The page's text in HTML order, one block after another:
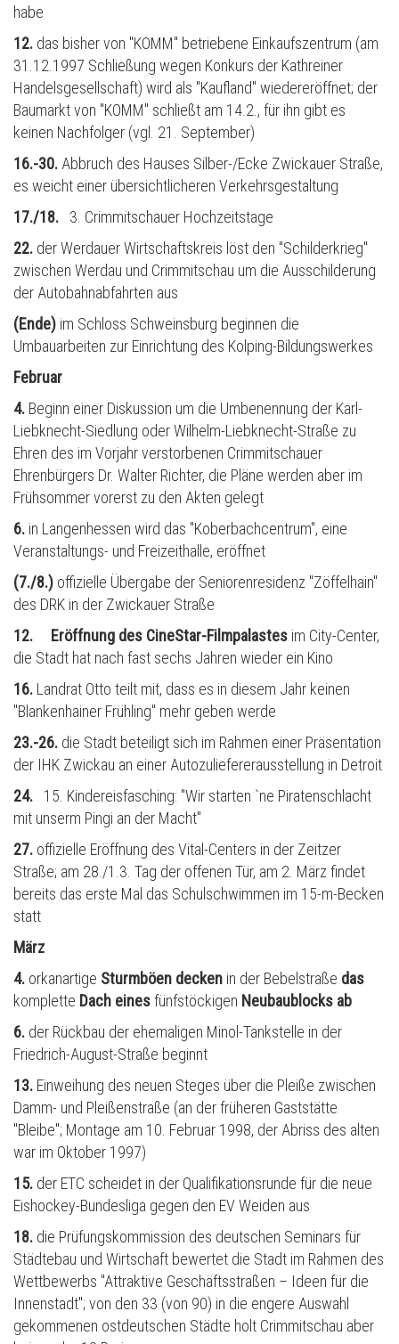
habe
12. das bisher von "KOMM" betriebene Einkaufszentrum (am
31.12.1997 Schließung wegen Konkurs der Kathreiner
Handelsgesellschaft) wird als "Kaufland" wiedereröffnet; der
Baumarkt von "KOMM" schließt am 14.2., für ihn gibt es
keinen Nachfolger (vgl. 21. September)
16.-30. Abbruch des Hauses Silber-/Ecke Zwickauer Straße,
es weicht einer übersichtlicheren Verkehrsgestaltung
17./18. 3. Crimmitschauer Hochzeitstage
22. der Werdauer Wirtschaftskreis löst den "Schilderkrieg"
zwischen Werdau und Crimmitschau um die Ausschilderung
der Autobahnabfahrten aus
(Ende) im Schloss Schweinsburg beginnen die
Umbauarbeiten zur Einrichtung des Kolping-Bildungswerkes
Februar
4. Beginn einer Diskussion um die Umbenennung der Karl-
Liebknecht-Siedlung oder Wilhelm-Liebknecht-Straße zu
Ehren des im Vorjahr verstorbenen Crimmitschauer
Ehrenbürgers Dr. Walter Richter, die Pläne werden aber im
Frühsommer vorerst zu den Akten gelegt
6. in Langenhessen wird das "Koberbachcentrum", eine
Veranstaltungs- und Freizeithalle, eröffnet
(7./8.) offizielle Übergabe der Seniorenresidenz "Zöffelhain"
des DRK in der Zwickauer Straße
12.
Eröffnung des CineStar-Filmpalastes im City-Center,
die Stadt hat nach fast sechs Jahren wieder ein Kino
16. Landrat Otto teilt mit, dass es in diesem Jahr keinen
"Blankenhainer Frühling" mehr geben werde
23.-26. die Stadt beteiligt sich im Rahmen einer Präsentation
der IHK Zwickau an einer Autozuliefererausstellung in Detroit
24.
15. Kindereisfasching: "Wir starten `ne Piratenschlacht
mit unserm Pingi an der Macht"
27. offizielle Eröffnung des Vital-Centers in der Zeitzer
Straße; am 28./1.3. Tag der offenen Tür, am 2. März findet
bereits das erste Mal das Schulschwimmen im 15-m-Becken
statt
März
4. orkanartige Sturmböen decken in der Bebelstraße das
komplette Dach einesfünfstöckigen Neubaublocks ab
6. der Rückbau der ehemaligen Minol-Tankstelle in der
Friedrich-August-Straße beginnt
13. Einweihung des neuen Steges über die Pleiße zwischen
Damm- und Pleißenstraße (an der früheren Gaststätte
"Bleibe"; Montage am 10. Februar 1998, der Abriss des alten
war im Oktober 1997)
15. der ETC scheidet in der Qualifikationsrunde für die neue
Eishockey-Bundesliga gegen den EV Weiden aus
18. die Prüfungskommission des deutschen Seminars für
Städtebau und Wirtschaft bewertet die Stadt im Rahmen des
Wettbewerbs "Attraktive Geschäftsstraßen – Ideen für die
Innenstadt"; von den 33 (von 90) in die engere Auswahl
gekommenen ostdeutschen Städte holt Crimmitschau aber